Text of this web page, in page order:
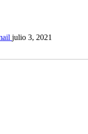
julio 3, 2021